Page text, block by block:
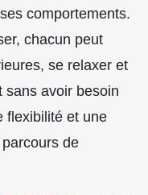
comportements.
chacun peut
se relaxer et
sans avoir besoin
flexibilité et une
de